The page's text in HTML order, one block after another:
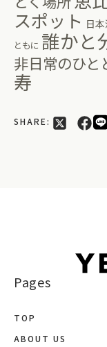
スポット 日
ともに 誰かと
非日常のひと
寿
SHARE:
Pages
TOP
ABOUT US